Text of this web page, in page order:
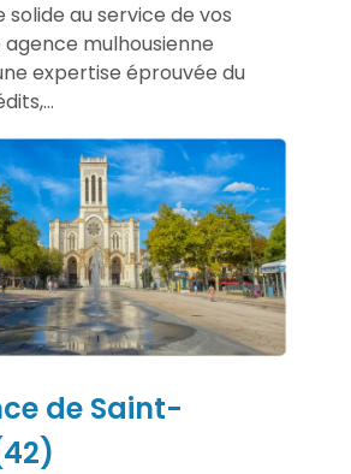
solide au service de vos
mulhousienne
expertise éprouvée du
de Saint-